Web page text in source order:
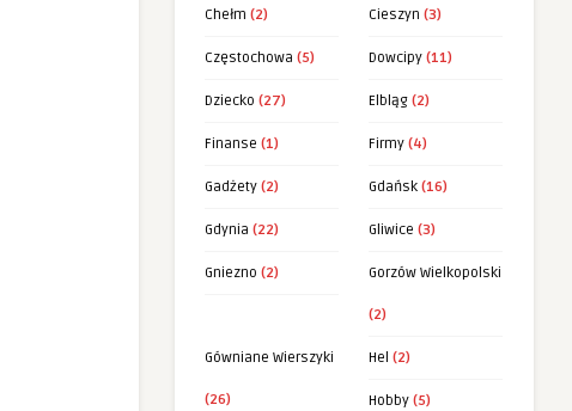
Chełm (2) Cieszyn (3)
Częstochowa (5) Dowcipy (11)
Dziecko (27) Elbląg (2)
Finanse (1) Firmy (4)
Gadżety (2) Gdańsk (16)
Gdynia (22) Gliwice (3)
Gniezno (2) Gorzów Wielkopolski
(2)
Gówniane Wierszyki
(26)
Hel (2)
Hobby (5)